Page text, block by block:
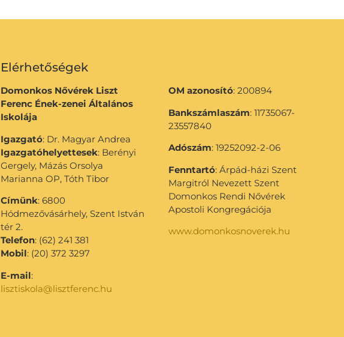
Elérhetőségek
Domonkos Nővérek Liszt
Ferenc Ének-zenei Általános
Iskolája
Igazgató: Dr. Magyar Andrea
Igazgatóhelyettesek: Berényi
Gergely, Mázás Orsolya
Marianna OP, Tóth Tibor
Címünk: 6800
Hódmezővásárhely, Szent István
tér 2.
Telefon: (62) 241 381
Mobil: (20) 372 3297
E-mail:
lisztiskola@lisztferenc.hu
OM azonosító: 200894
Bankszámlaszám: 11735067-
23557840
Adószám: 19252092-2-06
Fenntartó: Árpád-házi Szent
Margitról Nevezett Szent
Domonkos Rendi Nővérek
Apostoli Kongregációja
www.domonkosnoverek.hu